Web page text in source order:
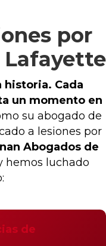
por
historia. Cada
un momento en
su abogado de
a lesiones por
Abogados de
hemos luchado
de